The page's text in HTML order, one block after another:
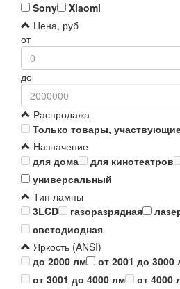
Sony
Xiaomi
Цена, руб
от
до
Распродажа
Только товары,
Назначение
для дома
для кинотеатров
универсальный
Тип лампы
3LCD
газоразрядная
светодиодная
Яркость (ANSI)
до 2000 лм
от 2001 до 3000
от 3001 до 4000 лм
от 4000